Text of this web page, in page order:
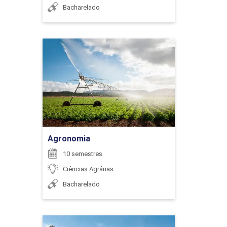
EDUCAÇÃO FINANCEIRA
126
ENADE (OBRIGATÓRIO)
RICARDO BARATELLA
RICARDO MOREIRA DE MENDONCA
SILVIA DENISE DOS SANTOS BISINOTTO
Bacharelado
Agronomia
10 semestres
Ciências Agrárias
Bacharelado
Agronomia
Detalhes do curso
Ir para Inscrição